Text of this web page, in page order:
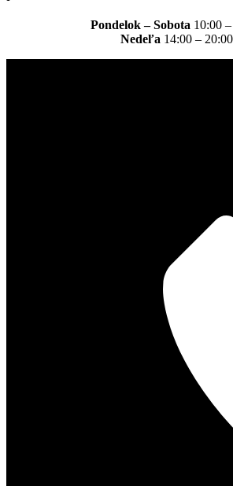
Pondelok – Sobota 10:00
Nedeľa 14:00 – 20:00